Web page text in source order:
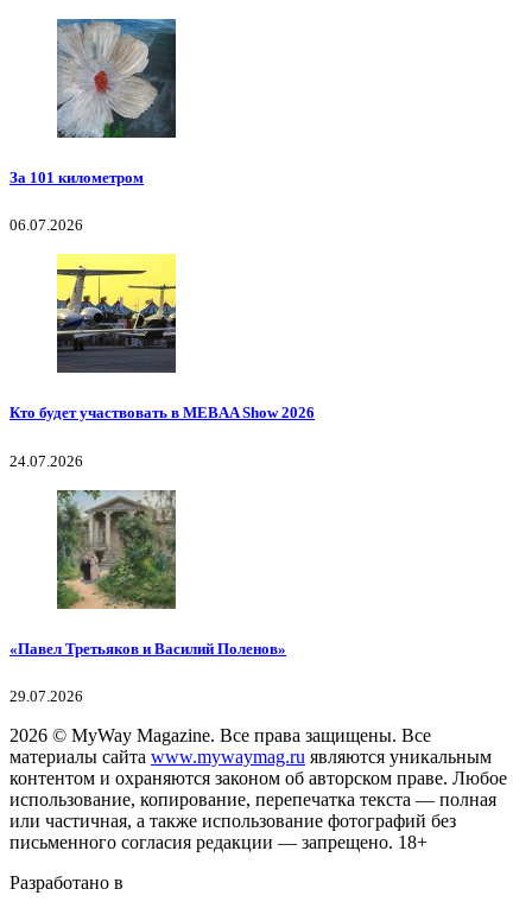
За 101 километром
06.07.2026
Кто будет участвовать в MEBAA Show 2026
24.07.2026
«Павел Третьяков и Василий Поленов»
29.07.2026
2026 © MyWay Magazine. Все права защищены. Все
материалы сайта www.mywaymag.ru являются уникальным
контентом и охраняются законом об авторском праве. Любое
использование, копирование, перепечатка текста — полная
или частичная, а также использование фотографий без
письменного согласия редакции — запрещено. 18+
Разработано в